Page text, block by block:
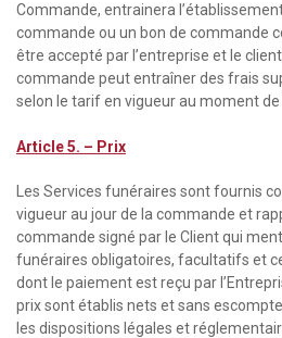
Commande, entrainera
commande ou un bon de commande
être accepté par l’entreprise et le
commande peut entraîner des frais
selon le tarif en vigueur au moment
Article 5. – Prix
Les Services funéraires sont fournis
vigueur au jour de la commande et
commande signé par le Client qui
funéraires obligatoires, facultatifs et
dont le paiement est reçu par
prix sont établis nets et sans
les dispositions légales et